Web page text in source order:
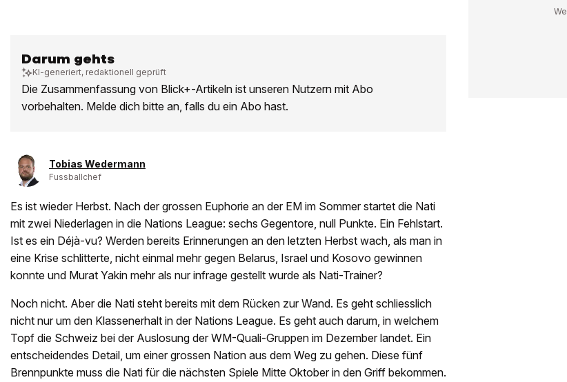
Darum gehts
KI-generiert, redaktionell geprüft
Die Zusammenfassung von Blick+-Artikeln ist unseren Nutzern mit Abo
vorbehalten. Melde dich bitte an, falls du ein Abo hast.
Tobias Wedermann
Fussballchef
Es ist wieder Herbst. Nach der grossen Euphorie an der EM im Sommer startet die Nati
mit zwei Niederlagen in die Nations League: sechs Gegentore, null Punkte. Ein Fehlstart.
Ist es ein Déjà-vu? Werden bereits Erinnerungen an den letzten Herbst wach, als man in
eine Krise schlitterte, nicht einmal mehr gegen Belarus, Israel und Kosovo gewinnen
konnte und Murat Yakin mehr als nur infrage gestellt wurde als Nati-Trainer?
Noch nicht. Aber die Nati steht bereits mit dem Rücken zur Wand. Es geht schliesslich
nicht nur um den Klassenerhalt in der Nations League. Es geht auch darum, in welchem
Topf die Schweiz bei der Auslosung der WM-Quali-Gruppen im Dezember landet. Ein
entscheidendes Detail, um einer grossen Nation aus dem Weg zu gehen. Diese fünf
Brennpunkte muss die Nati für die nächsten Spiele Mitte Oktober in den Griff bekommen.